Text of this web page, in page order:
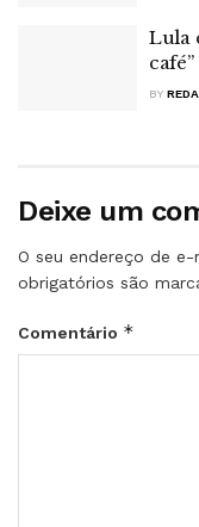
Lula
BY
Deixe um
O seu endereço de
obrigatórios são
Comentário *